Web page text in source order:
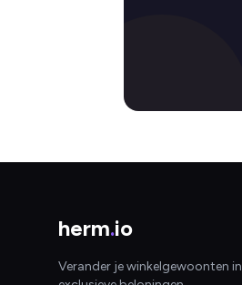
herm.io
Verander je winkelgewoonten in